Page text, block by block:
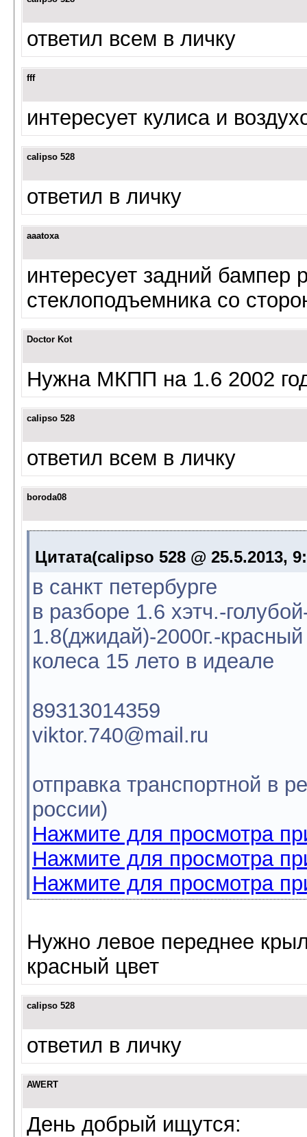
ответил всем в личку
fff
интересует кулиса и
calipso 528
ответил в личку
aaatoxa
интересует задний бампер
стеклоподъемника со
Doctor Kot
Нужна МКПП на 1.6 2002
calipso 528
ответил всем в личку
boroda08
Цитата(calipso 528 @ 25.5.2013,
в санкт петербурге
в разборе 1.6 хэтч.-
1.8(джидай)-2000г.-красный
колеса 15 лето в идеале
89313014359
viktor.740@mail.ru
отправка транспортной в
россии)
Нажмите для просмотра
Нажмите для просмотра
Нажмите для просмотра
Нужно левое переднее
красный цвет
calipso 528
ответил в личку
AWERT
День добрый ищутся: